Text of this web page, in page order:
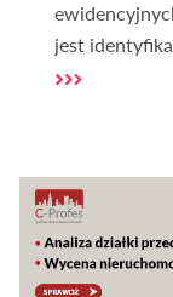
jest
go można